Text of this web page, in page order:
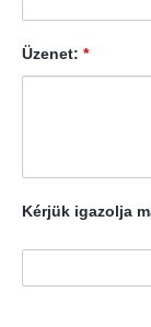
Üzenet: *
Kérjük igazolja